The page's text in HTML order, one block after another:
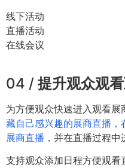
线下活动
直播活动
在线会议
04 / 提升观众观
为方便观众快速进入观看展
藏自己感兴趣的展商直播
展商直播 ，并在直播过程中
支持观众添加日程方便观